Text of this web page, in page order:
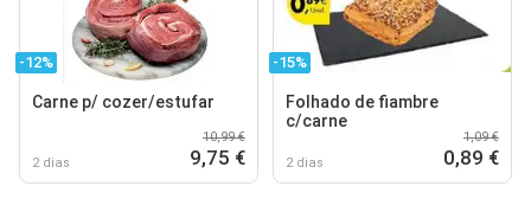
-12%
Carne p/ cozer/estufar
2 dias
10,99 €
9,75 €
-15%
Folhado de fiambre
c/carne
2 dias
1,09 €
0,89 €